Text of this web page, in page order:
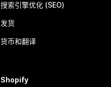
搜索引擎优化 (SEO)
发货
货币和翻译
Shopify